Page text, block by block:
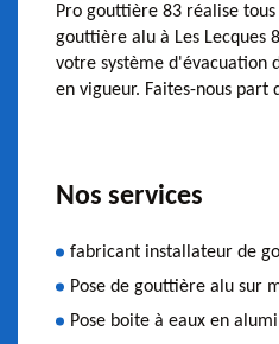
Pro gouttière 83 réalise
gouttière alu à Les Lecques
votre système d'évacuation
en vigueur. Faites-nous part
Nos services
fabricant installateur de
Pose de gouttière alu sur
Pose boite à eaux en